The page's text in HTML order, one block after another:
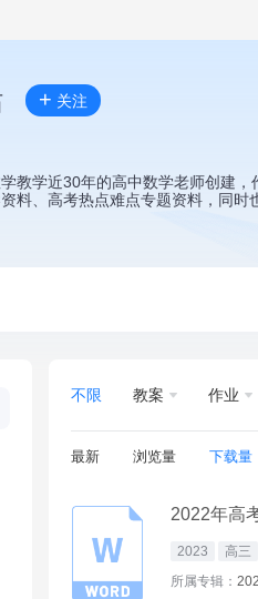
+ 关注
教学近30年的高中数学老师创建
料、高考热点难点专题资料，同时
不限 教案 作业
最新 浏览量 下载量
2022年高
2023 高三
所属专辑：